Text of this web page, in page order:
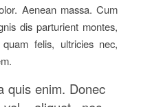
Aenean massa. Cum
dis parturient montes,
felis, ultricies nec,
quis enim. Donec